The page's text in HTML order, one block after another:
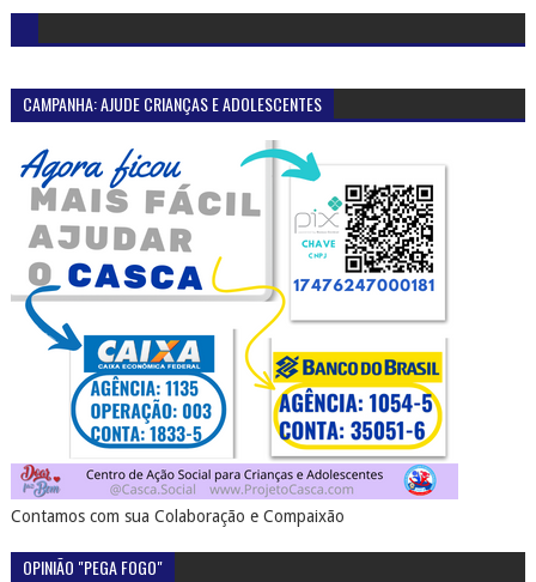
CAMPANHA: AJUDE CRIANÇAS E ADOLESCENTES
Contamos com sua Colaboração e Compaixão
OPINIÃO "PEGA FOGO"